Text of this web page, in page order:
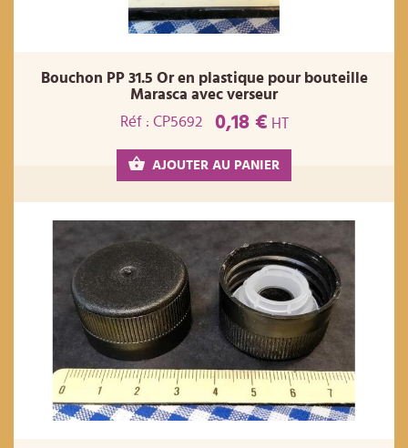
Bouchon PP 31.5 Or en plastique pour bouteille
Marasca avec verseur
Réf : CP5692
0,18 € HT
AJOUTER AU PANIER